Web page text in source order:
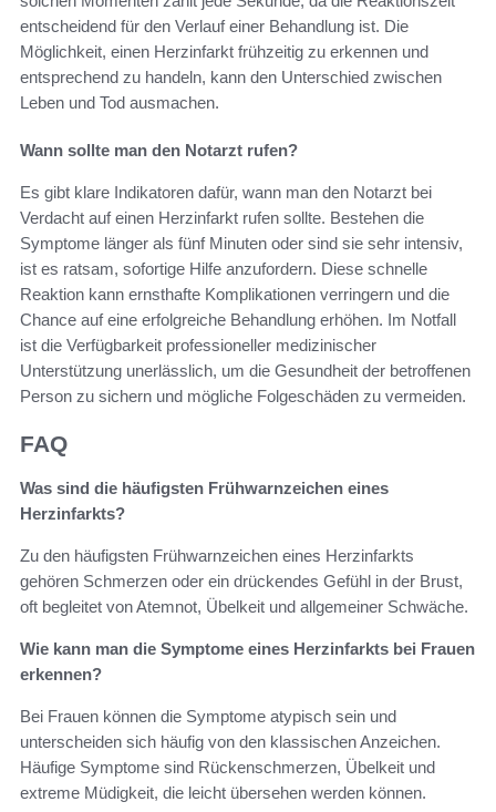
entscheidend für den Verlauf einer Behandlung ist. Die
Möglichkeit, einen Herzinfarkt frühzeitig zu erkennen und
entsprechend zu handeln, kann den Unterschied zwischen
Leben und Tod ausmachen.
Wann sollte man den Notarzt rufen?
Es gibt klare Indikatoren dafür, wann man den Notarzt bei
Verdacht auf einen Herzinfarkt rufen sollte. Bestehen die
Symptome länger als fünf Minuten oder sind sie sehr intensiv,
ist es ratsam, sofortige Hilfe anzufordern. Diese schnelle
Reaktion kann ernsthafte Komplikationen verringern und die
Chance auf eine erfolgreiche Behandlung erhöhen. Im Notfall
ist die Verfügbarkeit professioneller medizinischer
Unterstützung unerlässlich, um die Gesundheit der betroffenen
Person zu sichern und mögliche Folgeschäden zu vermeiden.
FAQ
Was sind die häufigsten Frühwarnzeichen eines
Herzinfarkts?
Zu den häufigsten Frühwarnzeichen eines Herzinfarkts
gehören Schmerzen oder ein drückendes Gefühl in der Brust,
oft begleitet von Atemnot, Übelkeit und allgemeiner Schwäche.
Wie kann man die Symptome eines Herzinfarkts bei Frauen
erkennen?
Bei Frauen können die Symptome atypisch sein und
unterscheiden sich häufig von den klassischen Anzeichen.
Häufige Symptome sind Rückenschmerzen, Übelkeit und
extreme Müdigkeit, die leicht übersehen werden können.